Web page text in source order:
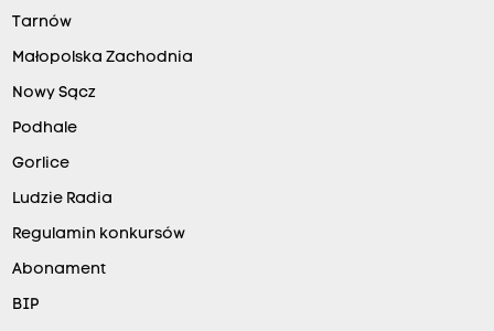
Tarnów
Małopolska Zachodnia
Nowy Sącz
Podhale
Gorlice
Ludzie Radia
Regulamin konkursów
Abonament
BIP